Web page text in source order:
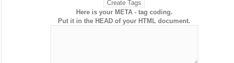
Here is your META - tag coding.
Put it in the HEAD of your HTML document.